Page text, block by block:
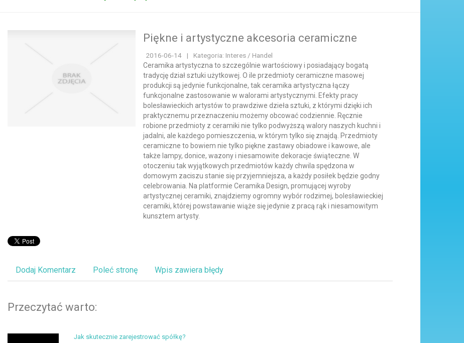
Piękne i artystyczne akcesoria ceramiczne
2016-06-14 |
Kategoria: Interes / Handel
Ceramika artystyczna to szczególnie wartościowy i posiadający bogatą
tradycję dział sztuki użytkowej. O ile przedmioty ceramiczne masowej
produkcji są jedynie funkcjonalne, tak ceramika artystyczna łączy
funkcjonalne zastosowanie w walorami artystycznymi. Efekty pracy
bolesławieckich artystów to prawdziwe dzieła sztuki, z którymi dzięki ich
praktycznemu przeznaczeniu możemy obcować codziennie. Ręcznie
robione przedmioty z ceramiki nie tylko podwyższą walory naszych kuchni i
jadalni, ale każdego pomieszczenia, w którym tylko się znajdą. Przedmioty
ceramiczne to bowiem nie tylko piękne zastawy obiadowe i kawowe, ale
także lampy, donice, wazony i niesamowite dekoracje świąteczne. W
otoczeniu tak wyjątkowych przedmiotów każdy chwila spędzona w
domowym zaciszu stanie się przyjemniejsza, a każdy posiłek będzie godny
celebrowania. Na platformie Ceramika Design, promującej wyroby
artystycznej ceramiki, znajdziemy ogromny wybór rodzimej, bolesławieckiej
ceramiki, której powstawanie wiąże się jedynie z pracą rąk i niesamowitym
kunsztem artysty.
Dodaj Komentarz Poleć stronę Wpis zawiera błędy
Przeczytać warto:
Jak skutecznie zarejestrować spółkę?